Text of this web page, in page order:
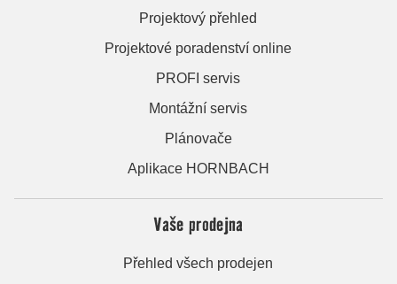
Projektový přehled
Projektové poradenství online
PROFI servis
Montážní servis
Plánovače
Aplikace HORNBACH
Vaše prodejna
Přehled všech prodejen